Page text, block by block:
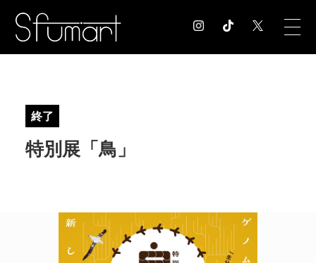
EXHIBITION
NEWS お知らせ
CONTACT お問合せ
終了
特別展「鳥」